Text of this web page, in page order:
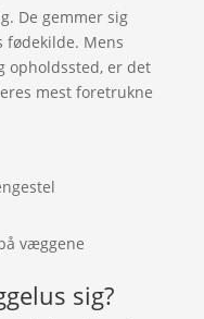
De gemmer sig
Mens
opholdssted, er det
mest foretrukne
væggene
sig?